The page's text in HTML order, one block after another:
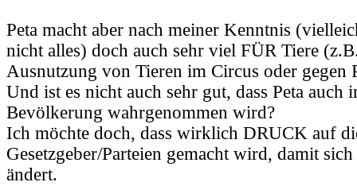
Peta macht aber nach meiner Kenntnis
nicht alles) doch auch sehr viel FÜR Tiere
Ausnutzung von Tieren im Circus oder gegen
Und ist es nicht auch sehr gut, dass Peta auch
Bevölkerung wahrgenommen wird?
Ich möchte doch, dass wirklich DRUCK auf
Gesetzgeber/Parteien gemacht wird, damit
ändert.